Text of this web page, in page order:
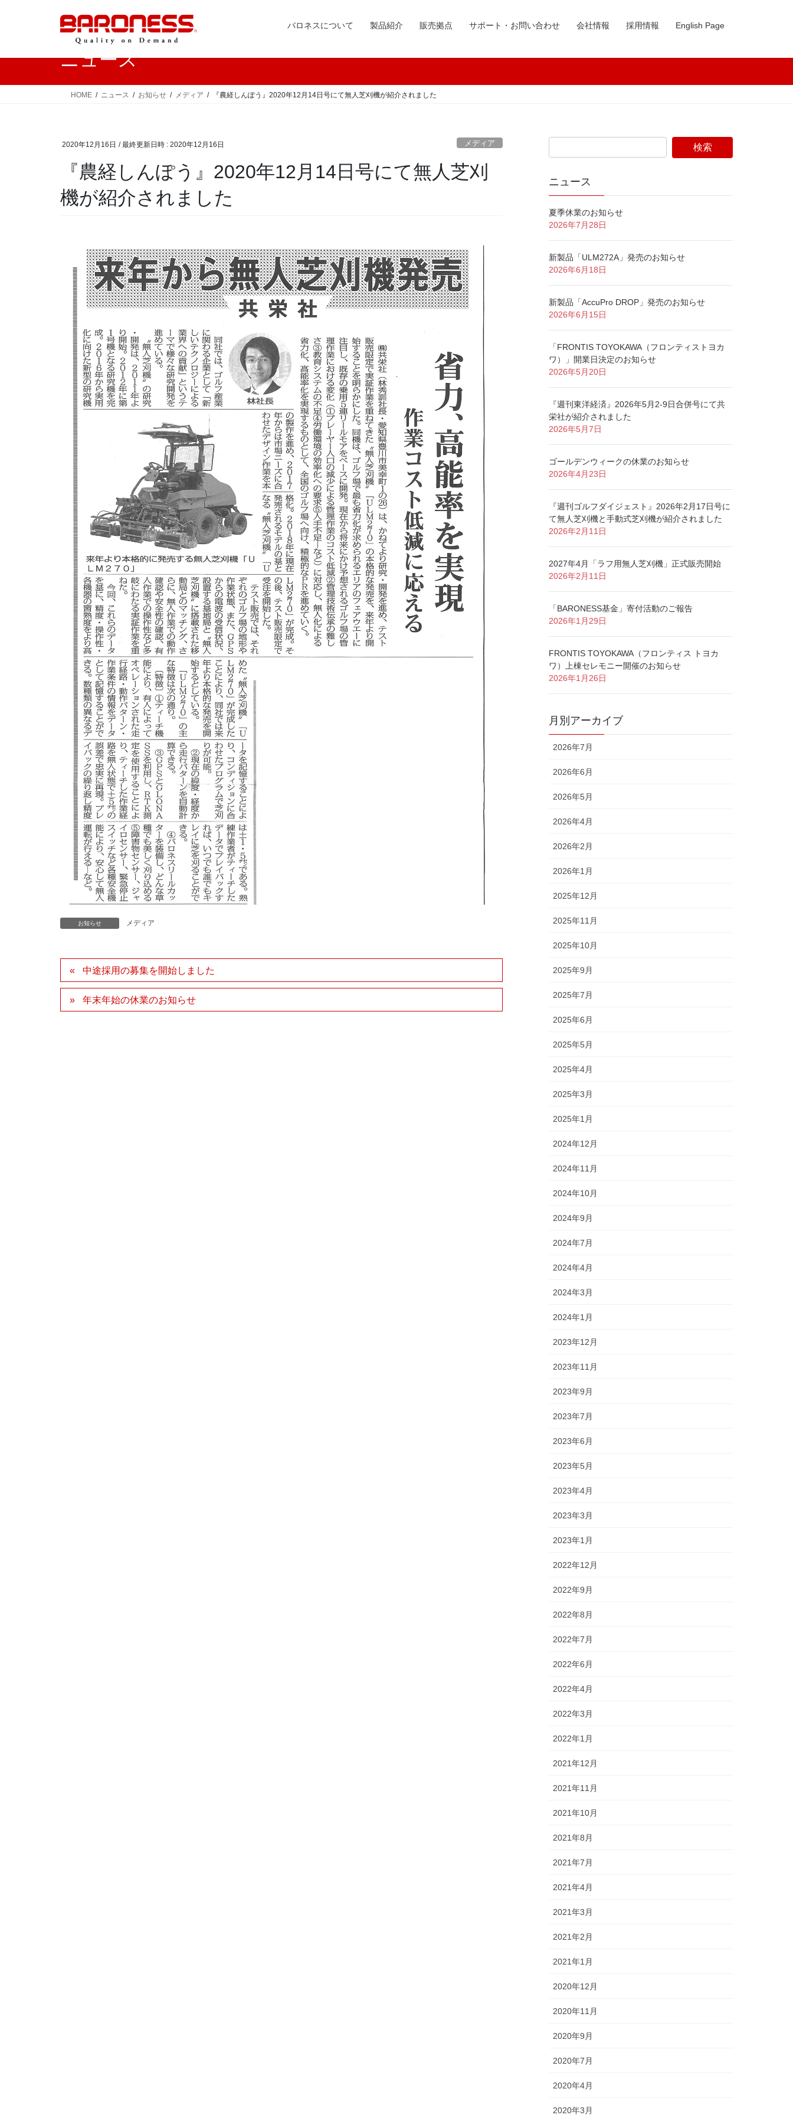
バロネスについて 製品紹介 販売拠点 サポート・お問い合わせ 会社情報 採用情報 English Page
ニュース
HOME ニュース お知らせ メディア 『農経しんぽう』2020年12月14日号にて無人芝刈機が紹介されました
2020年12月16日 / 最終更新日時 : 2020年12月16日 メディア
『農経しんぽう』2020年12月14日号にて無人芝刈
機が紹介されました
お知らせ メディア
中途採用の募集を開始しました
年末年始の休業のお知らせ
ニュース
夏季休業のお知らせ
2026年7月28日
新製品「ULM272A」発売のお知らせ
2026年6月18日
新製品「AccuPro DROP」発売のお知らせ
2026年6月15日
「FRONTIS TOYOKAWA（フロンティストヨカ
ワ）」開業日決定のお知らせ
2026年5月20日
『週刊東洋経済』2026年5月2-9日合併号にて共
栄社が紹介されました
2026年5月7日
ゴールデンウィークの休業のお知らせ
2026年4月23日
『週刊ゴルフダイジェスト』2026年2月17日号に
て無人芝刈機と手動式芝刈機が紹介されました
2026年2月11日
2027年4月「ラフ用無人芝刈機」正式販売開始
2026年2月11日
「BARONESS基金」寄付活動のご報告
2026年1月29日
FRONTIS TOYOKAWA（フロンティス トヨカ
ワ）上棟セレモニー開催のお知らせ
2026年1月26日
月別アーカイブ
2026年7月
2026年6月
2026年5月
2026年4月
2026年2月
2026年1月
2025年12月
2025年11月
2025年10月
2025年9月
2025年7月
2025年6月
2025年5月
2025年4月
2025年3月
2025年1月
2024年12月
2024年11月
2024年10月
2024年9月
2024年7月
2024年4月
2024年3月
2024年1月
2023年12月
2023年11月
2023年9月
2023年7月
2023年6月
2023年5月
2023年4月
2023年3月
2023年1月
2022年12月
2022年9月
2022年8月
2022年7月
2022年6月
2022年4月
2022年3月
2022年1月
2021年12月
2021年11月
2021年10月
2021年8月
2021年7月
2021年4月
2021年3月
2021年2月
2021年1月
2020年12月
2020年11月
2020年9月
2020年7月
2020年4月
2020年3月